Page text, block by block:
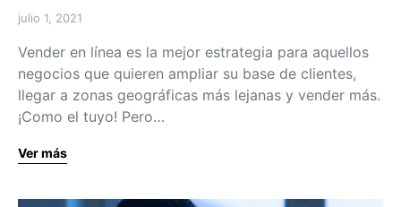
julio 1, 2021
Vender en línea es la mejor estrategia para aquellos
negocios que quieren ampliar su base de clientes,
llegar a zonas geográficas más lejanas y vender más.
¡Como el tuyo! Pero…
Ver más